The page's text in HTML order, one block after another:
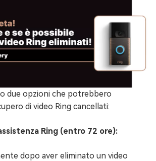
due opzioni che potrebbero
di video Ring cancellati:
Ring (entro 72 ore):
dopo aver eliminato un video